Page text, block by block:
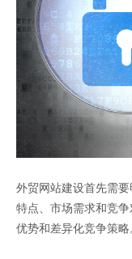
外贸网站建设首先需
特点、市场需求和竞
优势和差异化竞争策略